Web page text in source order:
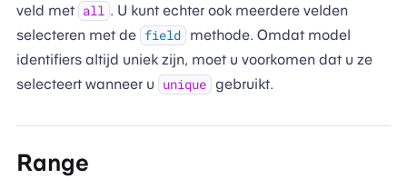
veld met all . U kunt echter ook meerdere velden
selecteren met de field
methode. Omdat model
identifiers altijd uniek zijn, moet u voorkomen dat u ze
selecteert wanneer u
unique gebruikt.
Range